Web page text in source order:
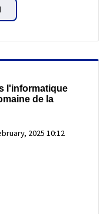
l'informatique
de la
2025 10:12